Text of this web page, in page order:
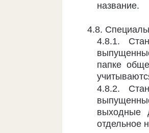
название.
4.8.
4.8.1.
папке
4.8.2.
выходные
отдельное